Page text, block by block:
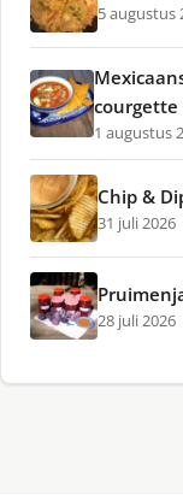
5 augustus
courgette
1 augustus
Chip &
31 juli 2026
28 juli 2026